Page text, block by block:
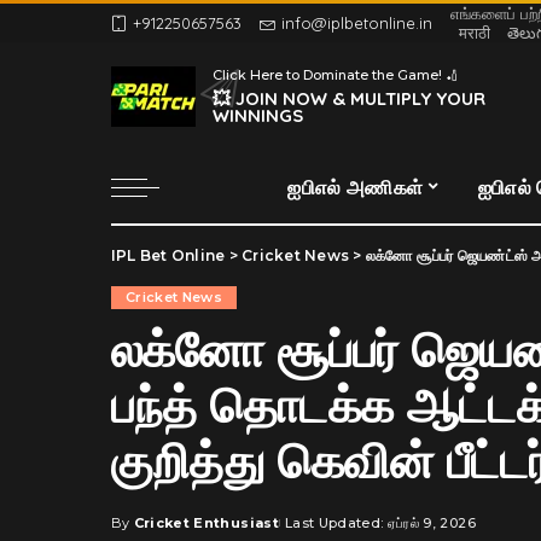
+912250657563 info@iplbetonline.in
எங்களைப்
मराठी
Click Here to Dominate the Game! 🏏
💥 JOIN NOW & MULTIPLY YOUR
WINNINGS
ஐபிஎல் அணிகள்
IPL Bet Online > Cricket News > லக்னோ சூப்பர் ஜெயண்ட்ஸ் அணிக்காக
Cricket News
லக்னோ சூப்பர்
பந்த் தொடக்க
குறித்து கெவின்
Posted
By Cricket Enthusiast Last Updated: ஏப்ரல் 9, 2026